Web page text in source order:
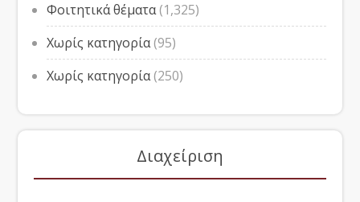
Φοιτητικά θέματα(1,325)
Χωρίς κατηγορία(95)
Χωρίς κατηγορία(250)
Διαχείριση